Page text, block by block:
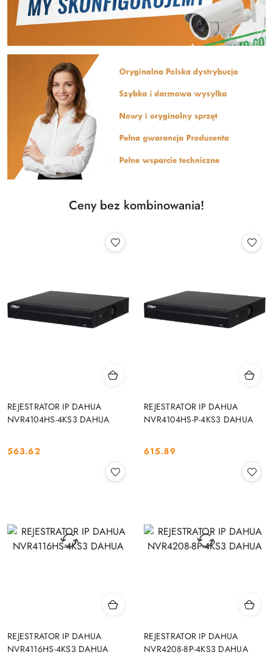
Ceny bez kombinowania!
REJESTRATOR IP DAHUA
NVR4104HS-4KS3 DAHUA
Cena:
563.62
REJESTRATOR IP DAHUA
NVR4104HS-P-4KS3 DAHUA
Cena:
615.89
REJESTRATOR IP DAHUA
NVR4116HS-4KS3 DAHUA
REJESTRATOR IP DAHUA
NVR4208-8P-4KS3 DAHUA